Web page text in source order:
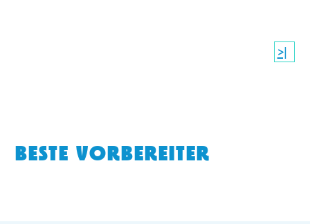
>|
BESTE VORBEREITER